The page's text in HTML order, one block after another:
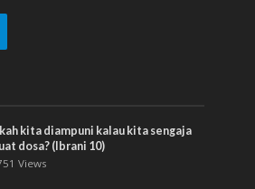
kita diampuni kalau kita sengaja
dosa? (Ibrani 10)
Views